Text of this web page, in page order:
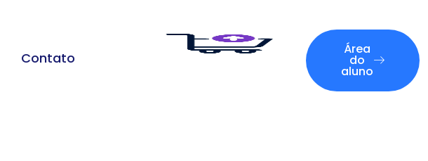
Contato Área
do
aluno